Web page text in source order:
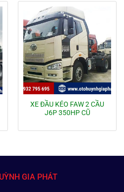
XE ĐẦU KÉO FAW 2 CẦU
J6P 350HP CŨ
GIA PHÁT